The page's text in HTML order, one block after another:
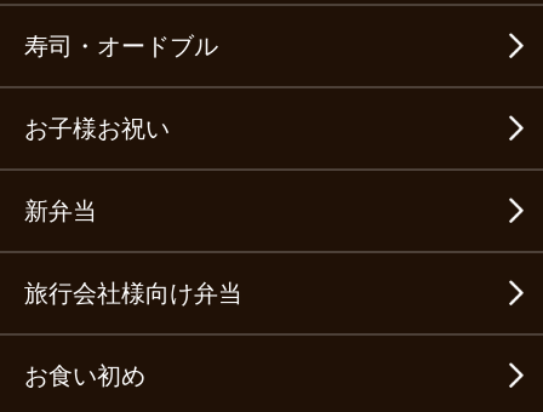
寿司・オードブル
お子様お祝い
新弁当
旅行会社様向け弁当
お食い初め